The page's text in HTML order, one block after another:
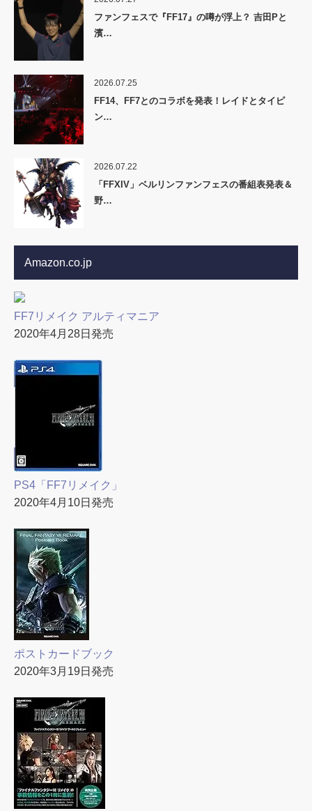
ファンフェスで『FF17』の噂が浮上？ 吉田Pと
濱…
2026.07.25
FF14、FF7とのコラボを発表！レイドとタイピ
ン…
2026.07.22
「FFXIV」ベルリンファンフェスの番組表発表＆
野…
Amazon.co.jp
FF7リメイク アルティマニア
2020年4月28日発売
PS4「FF7リメイク」
2020年4月10日発売
ポストカードブック
2020年3月19日発売